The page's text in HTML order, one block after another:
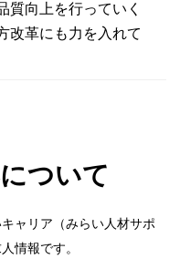
質向上を行っていく
改革にも力を入れて
ついて
ャリア（みらい人材サポ
情報です。